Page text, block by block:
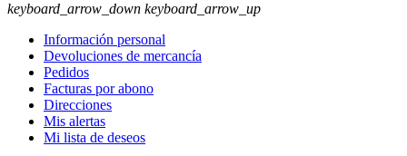
keyboard_arrow_down keyboard_arrow_up
Información personal
Devoluciones de mercancía
Pedidos
Facturas por abono
Direcciones
Mis alertas
Mi lista de deseos